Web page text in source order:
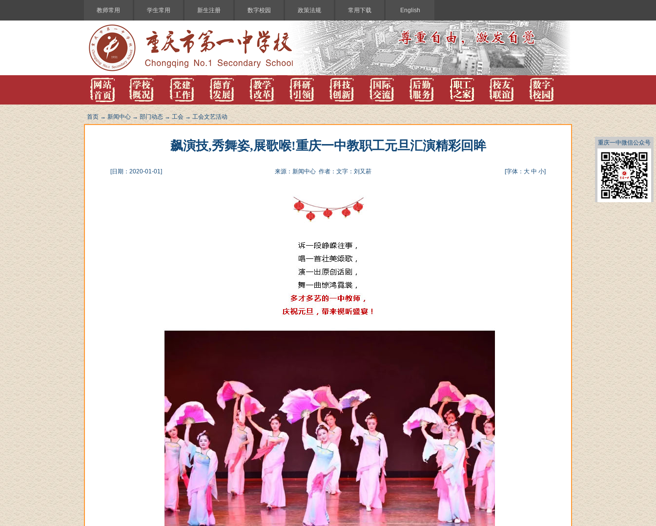
教师常用 学生常用 新生注册 数字校园 政策法规 常用下载 English
首页 →新闻中心 → 部门动态 →工会 → 工会文艺活动
飙演技,秀舞姿,展歌喉!重庆一中教职工元旦汇演精彩回眸
[日期：2020-01-01] 来源：新闻中心 作者：文字：刘又菥 [字体： 大 中 小]
重庆一中微信公众号